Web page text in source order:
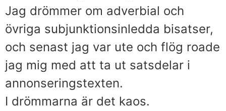
Jag drömmer om adverbial och
övriga subjunktionsinledda bisatser,
och senast jag var ute och flög roade
jag mig med att ta ut satsdelar i
annonseringstexten.
I drömmarna är det kaos.